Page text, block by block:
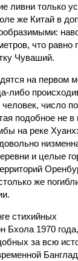
ливни только
же Китай в
что
Чуваший.
на первом
либо
число
подобное не в
на реке
и целые
же
стихийных
Бхола 1970 года,
за всю